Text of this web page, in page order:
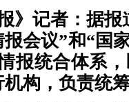
》记者：据
会议”和“国
报统合体系
构，负责统